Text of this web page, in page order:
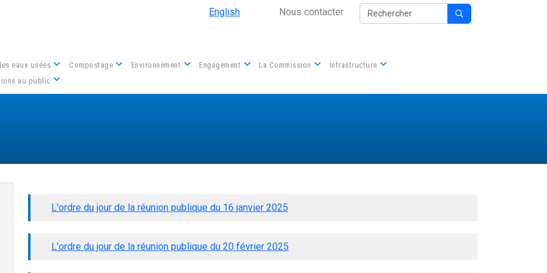
Aller au contenu principal
English Secondary Nav
Nous contacter Rechercher 
eaux usées Compostage Environnement Engagement La Commission
Infrastructure
au public
L'ordre du jour de la réunion publique du 16 janvier 2025
L'ordre du jour de la réunion publique du 20 février 2025